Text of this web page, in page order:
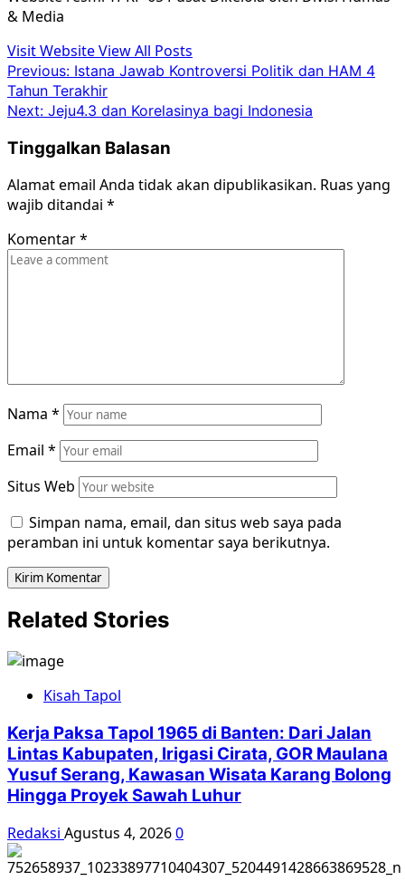
& Media
Visit WebsiteView All Posts
Post
navigation
Previous: Istana Jawab Kontroversi Politik dan HAM 4
Tahun Terakhir
Next: Jeju4.3 dan Korelasinya bagi Indonesia
Tinggalkan Balasan
Alamat email Anda tidak akan dipublikasikan. Ruas yang
wajib ditandai *
Komentar*
Nama *
Email *
Situs Web
Simpan nama, email, dan situs web saya pada
peramban ini untuk komentar saya berikutnya.
Related Stories
Kisah Tapol
Kerja Paksa Tapol 1965 di Banten: Dari Jalan
Lintas Kabupaten, Irigasi Cirata, GOR Maulana
Yusuf Serang, Kawasan Wisata Karang Bolong
Hingga Proyek Sawah Luhur
Redaksi Agustus 4, 20260